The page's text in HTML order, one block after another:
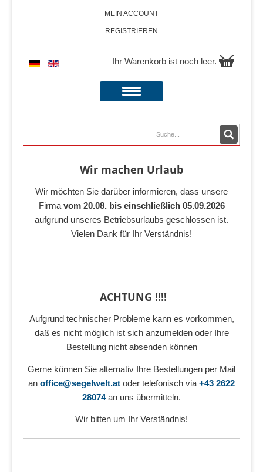
MEIN ACCOUNT
REGISTRIEREN
Ihr Warenkorb ist noch leer.
Wir machen Urlaub
Wir möchten Sie darüber informieren, dass unsere
Firma vom 20.08. bis einschließlich 05.09.2026
aufgrund unseres Betriebsurlaubs geschlossen ist.
Vielen Dank für Ihr Verständnis!
ACHTUNG !!!!
Aufgrund technischer Probleme kann es vorkommen,
daß es nicht möglich ist sich anzumelden oder Ihre
Bestellung nicht absenden können
Gerne können Sie alternativ Ihre Bestellungen per Mail
an office@segelwelt.at oder telefonisch via +43 2622
28074an uns übermitteln.
Wir bitten um Ihr Verständnis!